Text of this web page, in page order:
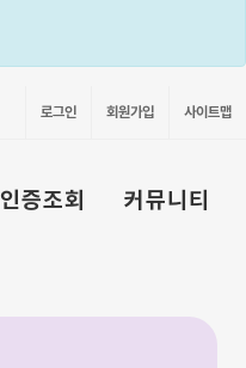
로그인 회원가입 사이트맵
인증조회 커뮤니티